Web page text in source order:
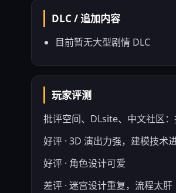
DLC / 追加内容
目前暂无大型剧情 DLC
玩家评测
批评空间、DLsite、中文社区
好评 · 3D 演出力强，建模技术
好评 · 角色设计可爱
差评 · 迷宫设计重复，流程太肝